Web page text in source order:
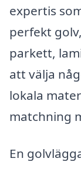
expertis
perfekt
parkett,
att välja
lokala
matchning
En